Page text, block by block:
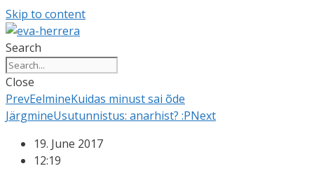
Skip to content
Search
Close
PrevEelmineKuidas minust sai õde
JärgmineUsutunnistus: anarhist? :PNext
19. June 2017
12:19